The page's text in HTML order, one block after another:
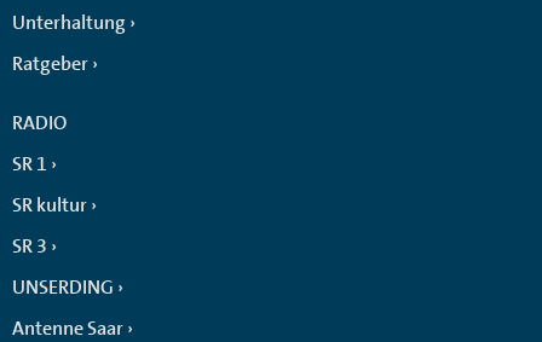
Unterhaltung
Ratgeber
RADIO
SR 1
SR kultur
SR 3
UNSERDING
Antenne Saar